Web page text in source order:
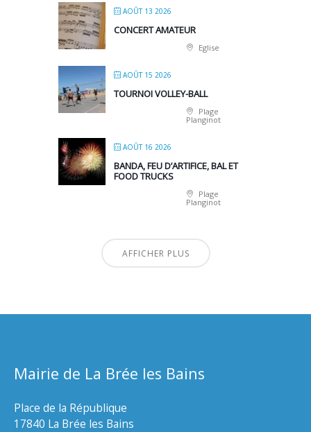
AOÛT 13 2026
CONCERT AMATEUR
Eglise
AOÛT 15 2026
TOURNOI VOLLEY-BALL
Plage
Planginot
AOÛT 16 2026
BANDA, FEU D’ARTIFICE, BAL ET
FOOD TRUCKS
Plage
Planginot
AFFICHER PLUS
Mairie de La Brée les Bains
Place de la République
17840 La Brée les Bains